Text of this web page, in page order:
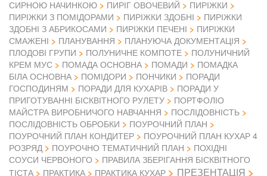
СИРНОЮ НАЧИНКОЮ ПИРІГ ОВОЧЕВИЙ
ПИРІЖКИ
ПИРІЖКИ З ПОМІДОРАМИ
ПИРІЖКИ ЗДОБНІ
ПИРІЖКИ
ЗДОБНІ З АБРИКОСАМИ
ПИРІЖКИ ПЕЧЕНІ
ПИРІЖКИ
СМАЖЕНІ
ПЛАНУВАННЯ
ПЛАНУЮЧА ДОКУМЕНТАЦІЯ
ПЛОДОВІ ГРУПИ
ПОЛУНИЧНЕ КОМПОТЕ
ПОЛУНИЧНИЙ
КРЕМ МУС
ПОМАДА ОСНОВНА ПОМАДИ
ПОМАДКА
БІЛА ОСНОВНА
ПОМІДОРИ ПОНЧИКИ
ПОРАДИ
ГОСПОДИНЯМ
ПОРАДИ ДЛЯ КУХАРІВ
ПОРАДИ У
ПРИГОТУВАННІ БІСКВІТНОГО РУЛЕТУ
ПОРТФОЛІО
МАЙСТРА ВИРОБНИЧОГО НАВЧАННЯ
ПОСЛІДОВНІСТЬ
ПОСЛІДОВНІСТЬ ОБРОБКИ
ПОУРОЧНИЙ ПЛАН
ПОУРОЧНИЙ ПЛАН КОНДИТЕР
ПОУРОЧНИЙ ПЛАН КУХАР 4
РОЗРЯД
ПОУРОЧНО ТЕМАТИЧНИЙ ПЛАН
ПОХІДНІ
СОУСИ ЧЕРВОНОГО
ПРАВИЛА ЗБЕРІГАННЯ БІСКВІТНОГО
ТІСТА
ПРАКТИКА ПРАКТИКА КУХАР
ПРЕЗЕНТАЦІЯ